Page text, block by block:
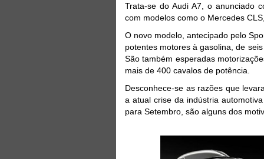
Trata-se do Audi A7, o anunciado
com modelos como o Mercedes
O novo modelo, antecipado pelo
potentes motores à gasolina, de
São também esperadas
mais de 400 cavalos de potência.
Desconhece-se as razões que
a atual crise da indústria
para Setembro, são alguns dos